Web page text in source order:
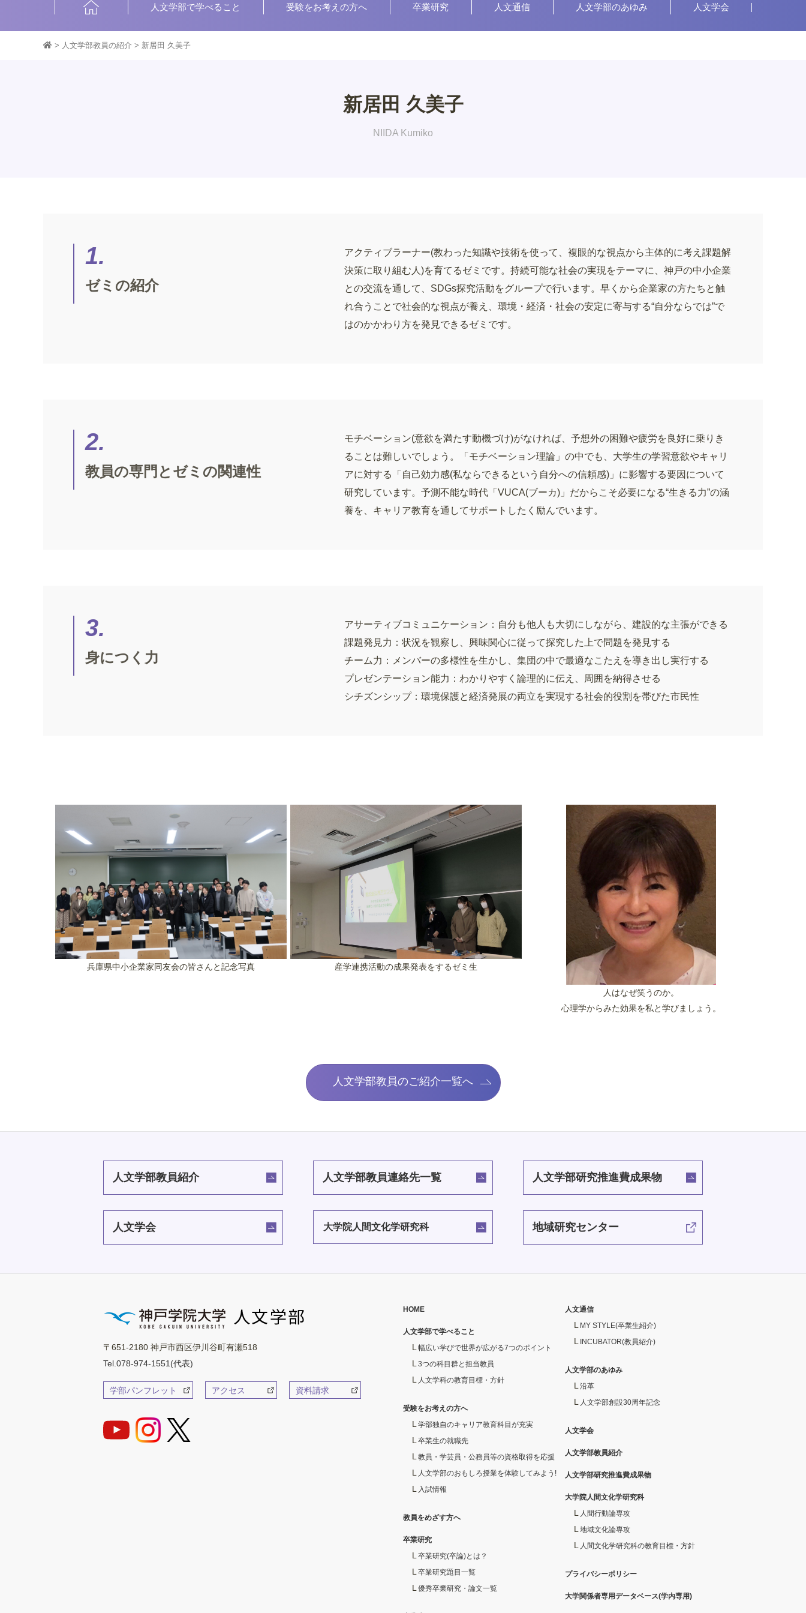
HOME 人文学部で学べること 受験をお考えの方へ 卒業研究 人文通信 人文学部のあゆみ 人文学会
> 人文学部教員の紹介 > 新居田 久美子
新居田 久美子
NIIDA Kumiko
1.
ゼミの紹介
アクティブラーナー(教わった知識や技術を使って、複眼的な視点から主体的に考え課題解
決策に取り組む人)を育てるゼミです。持続可能な社会の実現をテーマに、神戸の中小企業
との交流を通して、SDGs探究活動をグループで行います。早くから企業家の方たちと触
れ合うことで社会的な視点が養え、環境・経済・社会の安定に寄与する“自分ならでは”で
はのかかわり方を発見できるゼミです。
2.
教員の専門とゼミの関連性
モチベーション(意欲を満たす動機づけ)がなければ、予想外の困難や疲労を良好に乗りき
ることは難しいでしょう。「モチベーション理論」の中でも、大学生の学習意欲やキャリ
アに対する「自己効力感(私ならできるという自分への信頼感)」に影響する要因について
研究しています。予測不能な時代「VUCA(ブーカ)」だからこそ必要になる“生きる力”の涵
養を、キャリア教育を通してサポートしたく励んでいます。
3.
身につく力
アサーティブコミュニケーション：自分も他人も大切にしながら、建設的な主張ができる
課題発見力：状況を観察し、興味関心に従って探究した上で問題を発見する
チーム力：メンバーの多様性を生かし、集団の中で最適なこたえを導き出し実行する
プレゼンテーション能力：わかりやすく論理的に伝え、周囲を納得させる
シチズンシップ：環境保護と経済発展の両立を実現する社会的役割を帯びた市民性
兵庫県中小企業家同友会の皆さんと記念写真 産学連携活動の成果発表をするゼミ生
人はなぜ笑うのか。
心理学からみた効果を私と学びましょう。
人文学部教員のご紹介一覧へ
人文学部教員紹介 人文学部教員連絡先一覧 人文学部研究推進費成果物
人文学会 大学院人間文化学研究科 地域研究センター
〒651-2180 神戸市西区伊川谷町有瀬518
Tel.078-974-1551(代表)
学部パンフレット アクセス 資料請求
HOME
人文学部で学べること
幅広い学びで世界が広がる7つのポイント
3つの科目群と担当教員
人文学科の教育目標・方針
受験をお考えの方へ
学部独自のキャリア教育科目が充実
卒業生の就職先
教員・学芸員・公務員等の資格取得を応援
人文学部のおもしろ授業を体験してみよう!
入試情報
教員をめざす方へ
卒業研究
卒業研究(卒論)とは？
卒業研究題目一覧
優秀卒業研究・論文一覧
人文通信
MY STYLE(卒業生紹介)
INCUBATOR(教員紹介)
人文学部のあゆみ
沿革
人文学部創設30周年記念
人文学会
人文学部教員紹介
人文学部研究推進費成果物
大学院人間文化学研究科
人間行動論専攻
地域文化論専攻
人間文化学研究科の教育目標・方針
プライバシーポリシー
大学関係者専用データベース(学内専用)